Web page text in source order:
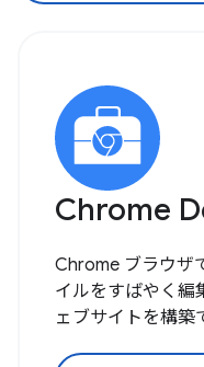
Chrome
Chrome ブラウザ
イルをすばやく編
ェブサイトを構築